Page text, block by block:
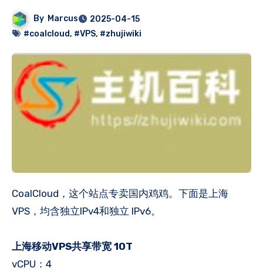
By Marcus
2025-04-15
#coalcloud, #VPS, #zhujiwiki
CoalCloud，这个站点专卖国内鸡鸡。下面是上海
VPS，均含独立IPv4和独立 IPv6。
上海移动VPS共享带宽 10T
vCPU：4